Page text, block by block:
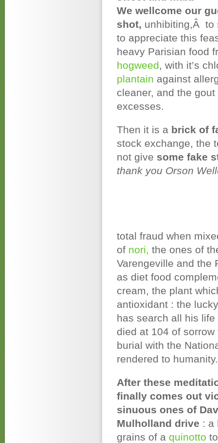
We wellcome our
shot, unhibiting,Â to
to appreciate this
heavy Parisian food
hogweed, with it’s
plantain against
cleaner, and the
excesses.
Then it is a brick of
stock exchange, the
not give some fake
thank you Orson
total fraud when
of nori, the ones of
Varengeville and the
as diet food
cream, the plant
antioxidant : the
has search all his life
died at 104 of
burial with the
rendered to humanity.
After these
finally comes out
sinuous ones of
Mulholland drive : a
grains of a quinotto